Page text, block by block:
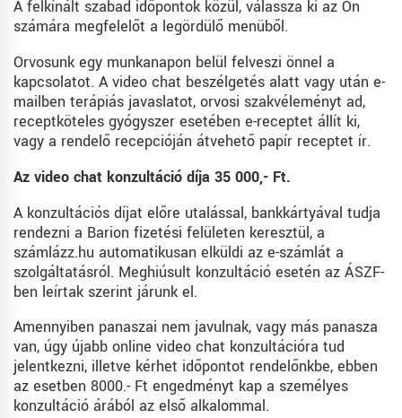
A felkínált szabad időpontok közül, válassza ki az Ön
számára megfelelőt a legördülő menüből.
Orvosunk egy munkanapon belül felveszi önnel a
kapcsolatot. A video chat beszélgetés alatt vagy után e-
mailben terápiás javaslatot, orvosi szakvéleményt ad,
receptköteles gyógyszer esetében e-receptet állít ki,
vagy a rendelő recepcióján átvehető papír receptet ír.
Az video chat konzultáció díja 35 000,- Ft.
A konzultációs díjat előre utalással, bankkártyával tudja
rendezni a Barion fizetési felületen keresztül, a
számlázz.hu automatikusan elküldi az e-számlát a
szolgáltatásról. Meghiúsult konzultáció esetén az ÁSZF-
ben leírtak szerint járunk el.
Amennyiben panaszai nem javulnak, vagy más panasza
van, úgy újabb online video chat konzultációra tud
jelentkezni, illetve kérhet időpontot rendelőnkbe, ebben
az esetben 8000.- Ft engedményt kap a személyes
konzultáció árából az első alkalommal.